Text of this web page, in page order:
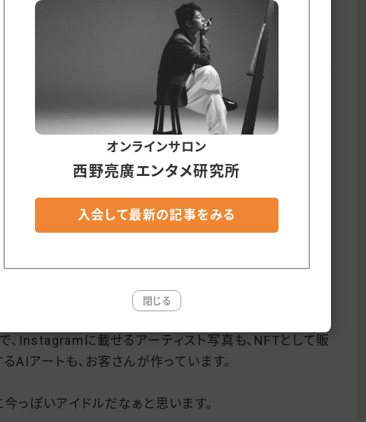
を与えるアイドル
ーTシャツを作っている手前、あまり説得力は無いのです
バンドザウルスとは何ですか？」と質問されたら「アートで
紀の人類の課題は『孤独』で、昨日か一昨日のVoicyでも
しましたが、今、多くの人たちは、自分の役割を失うこと
端に恐れています。
で、たとえチーム全体のパフォーマンスが下がっても、
の役割を手放さない。
で、Instagramに載せるアーティスト写真も、NFTとして販
AIアートも、お客さんが作っています。
っぽいアイドルだなぁと思います。
オンラインサロン
西野亮廣エンタメ研究所
入会して最新の記事をみる
閉じる